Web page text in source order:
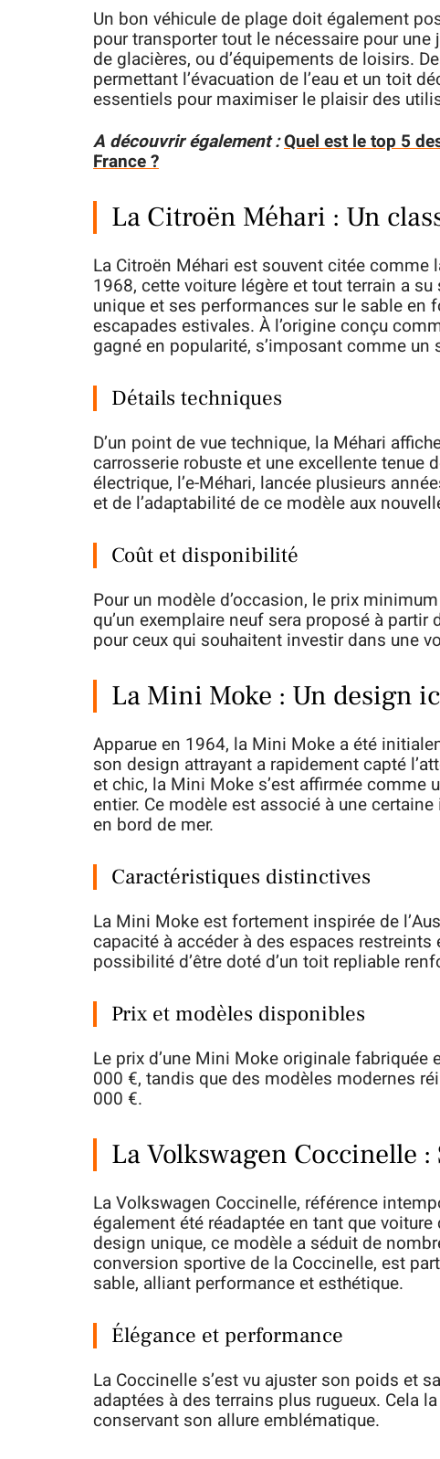
Un bon véhicule de plage doit également
pour transporter tout le nécessaire pour une
de glacières, ou d’équipements de loisirs.
permettant l’évacuation de l’eau et un toit
essentiels pour maximiser le plaisir des
A découvrir également :Quel est le top 5
France ?
La Citroën Méhari : Un
La Citroën Méhari est souvent citée
1968, cette voiture légère et tout terrain a
unique et ses performances sur le sable
escapades estivales. À l’origine conçu
gagné en popularité, s’imposant comme
Détails techniques
D’un point de vue technique, la Méhari
carrosserie robuste et une excellente tenue
électrique, l’e-Méhari, lancée plusieurs
et de l’adaptabilité de ce modèle aux
Coût et disponibilité
Pour un modèle d’occasion, le prix
qu’un exemplaire neuf sera proposé à
pour ceux qui souhaitent investir dans une
La Mini Moke : Un design
Apparue en 1964, la Mini Moke a été
son design attrayant a rapidement capté
et chic, la Mini Moke s’est affirmée comme
entier. Ce modèle est associé à une
en bord de mer.
Caractéristiques distinctives
La Mini Moke est fortement inspirée de
capacité à accéder à des espaces
possibilité d’être doté d’un toit repliable
Prix et modèles disponibles
Le prix d’une Mini Moke originale
000 €, tandis que des modèles modernes
000 €.
La Volkswagen Coccinelle
La Volkswagen Coccinelle, référence
également été réadaptée en tant que
design unique, ce modèle a séduit de
conversion sportive de la Coccinelle, est
sable, alliant performance et esthétique.
Élégance et performance
La Coccinelle s’est vu ajuster son poids et
adaptées à des terrains plus rugueux. Cela
conservant son allure emblématique.